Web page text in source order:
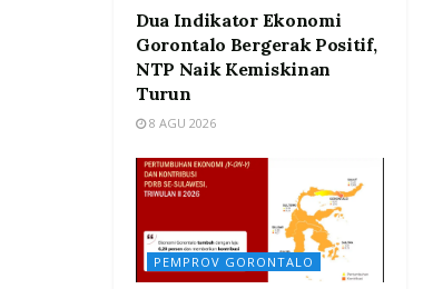
Dua Indikator Ekonomi
Gorontalo Bergerak Positif,
NTP Naik Kemiskinan
Turun
8 AGU 2026
PEMPROV GORONTALO